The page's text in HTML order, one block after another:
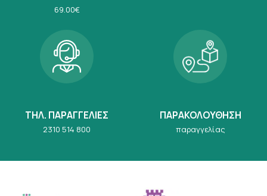
69.00€
ΤΗΛ. ΠΑΡΑΓΓΕΛΙΕΣ
2310 514 800
ΠΑΡΑΚΟΛΟΥΘΗΣΗ
παραγγελίας